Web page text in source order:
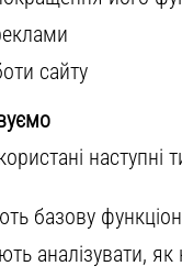
сайту
наступні
базову
аналізувати,